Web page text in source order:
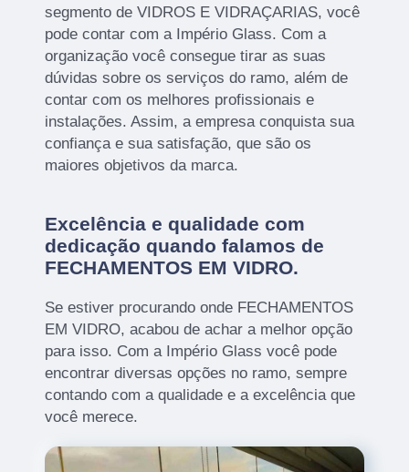
segmento de VIDROS E VIDRAÇARIAS, você
pode contar com a Império Glass. Com a
organização você consegue tirar as suas
dúvidas sobre os serviços do ramo, além de
contar com os melhores profissionais e
instalações. Assim, a empresa conquista sua
confiança e sua satisfação, que são os
maiores objetivos da marca.
Excelência e qualidade com
dedicação quando falamos de
FECHAMENTOS EM VIDRO.
Se estiver procurando onde FECHAMENTOS
EM VIDRO, acabou de achar a melhor opção
para isso. Com a Império Glass você pode
encontrar diversas opções no ramo, sempre
contando com a qualidade e a excelência que
você merece.